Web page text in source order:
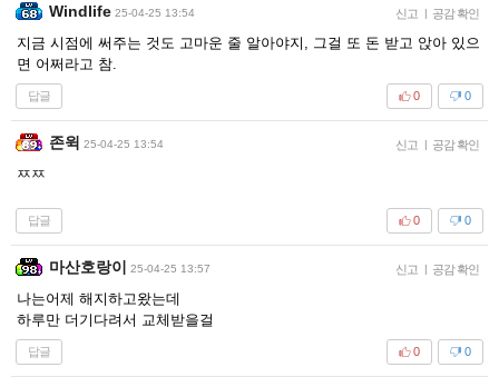
Windlife 25-04-25 13:54 신고 | 공감 확인
지금 시점에 써주는 것도 고마운 줄 알아야지, 그걸 또 돈 받고 앉아 있으
면 어쩌라고 참.
답글 0
0
존윅 25-04-25 13:54 신고 | 공감 확인
ㅉㅉ
답글 0
0
마산호랑이 25-04-25 13:57 신고 | 공감 확인
나는어제 해지하고왔는데
하루만 더기다려서 교체받을걸
답글 0
0